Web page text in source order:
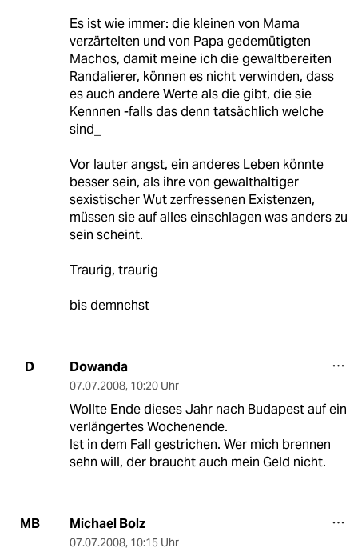
Es ist wie immer: die kleinen von Mama
verzärtelten und von Papa gedemütigten
Machos, damit meine ich die gewaltbereiten
Randalierer, können es nicht verwinden, dass
es auch andere Werte als die gibt, die sie
Kennnen -falls das denn tatsächlich welche
sind_
Vor lauter angst, ein anderes Leben könnte
besser sein, als ihre von gewalthaltiger
sexistischer Wut zerfressenen Existenzen,
müssen sie auf alles einschlagen was anders zu
sein scheint.
Traurig, traurig
bis demnchst
D Dowanda
07.07.2008, 10:20 Uhr
Wollte Ende dieses Jahr nach Budapest auf ein
verlängertes Wochenende.
Ist in dem Fall gestrichen. Wer mich brennen
sehn will, der braucht auch mein Geld nicht.
MB Michael Bolz
07.07.2008, 10:15 Uhr